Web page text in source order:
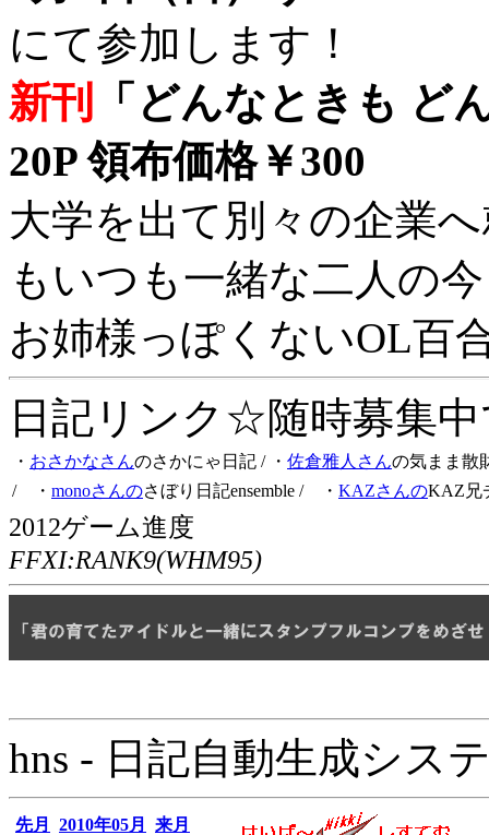
にて参加します！
新刊
「どんなときも ど
20P 領布価格￥300
大学を出て別々の企業
もいつも一緒な二人の
お姉様っぽくないOL百
日記リンク☆随時募集
・ おさかなさんのさかにゃ日記 / ・ 佐倉雅人さんの気まま散
/ ・ monoさんのさぼり日記ensemble / ・ KAZさんのKAZ兄
2012ゲーム進度
FFXI:RANK9(WHM95)
hns - 日記自動生成シス
先月 2010年05月
来月